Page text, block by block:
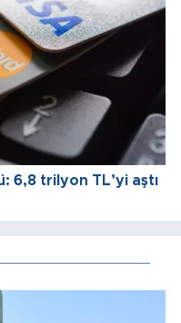
6,8 trilyon TL’yi aştı